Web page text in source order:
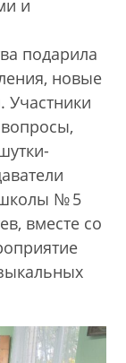
и
подарила
новые
№ 5
вместе со